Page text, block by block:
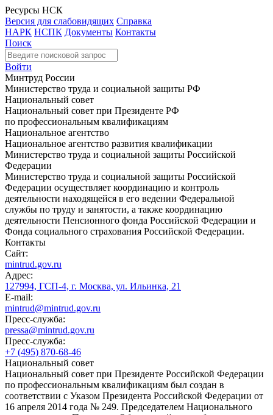
Ресурсы НСК
Версия для слабовидящих Справка
НАРК НСПК Документы Контакты
Поиск
Войти
Минтруд России
Министерство труда и социальной защиты РФ
Национальный совет
Национальный совет при Президенте РФ
по профессиональным квалификациям
Национальное агентство
Национальное агентство развития квалификации
Министерство труда и социальной защиты Российской
Федерации
Министерство труда и социальной защиты Российской
Федерации осуществляет координацию и контроль
деятельности находящейся в его ведении Федеральной
службы по труду и занятости, а также координацию
деятельности Пенсионного фонда Российской Федерации и
Фонда социального страхования Российской Федерации.
Контакты
Сайт:
mintrud.gov.ru
Адрес:
127994, ГСП-4, г. Москва, ул. Ильинка, 21
E-mail:
mintrud@mintrud.gov.ru
Пресс-служба:
pressa@mintrud.gov.ru
Пресс-служба:
+7 (495) 870-68-46
Национальный совет
Национальный совет при Президенте Российской Федерации
по профессиональным квалификациям был создан в
соответствии с Указом Президента Российской Федерации от
16 апреля 2014 года № 249. Председателем Национального